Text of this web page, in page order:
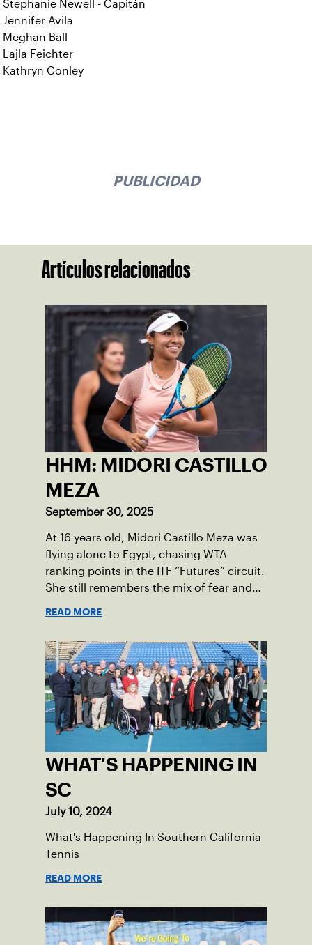
Stephanie Newell - Capitán
Jennifer Avila
Meghan Ball
Lajla Feichter
Kathryn Conley
PUBLICIDAD
Artículos relacionados
HHM: MIDORI CASTILLO
MEZA
September 30, 2025
At 16 years old, Midori Castillo Meza was
flying alone to Egypt, chasing WTA
ranking points in the ITF “Futures” circuit.
She still remembers the mix of fear and
Monastir, Tunisia.
READ MORE
WHAT'S HAPPENING IN
SC
July 10, 2024
What's Happening In Southern California
Tennis
READ MORE